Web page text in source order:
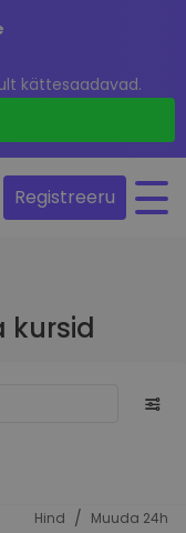
kättesaadavad.
Registreeru
kursid
Hind / Muuda 24h